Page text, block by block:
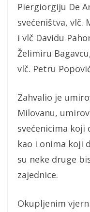
Piergiorgiju De
svećeništva, vlč.
i vlč Davidu
Želimiru
vlč. Petru
Zahvalio je
Milovanu,
svećenicima koji
kao i onima koji
su neke druge
zajednice.
Okupljenim